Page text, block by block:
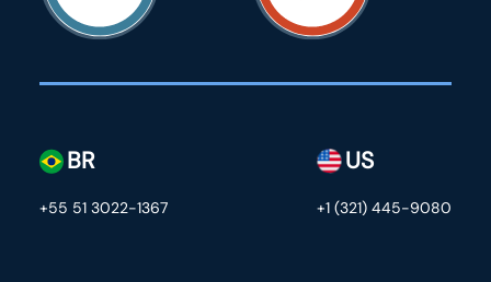
BR
+55 51 3022-1367
US
+1 (321) 445-9080